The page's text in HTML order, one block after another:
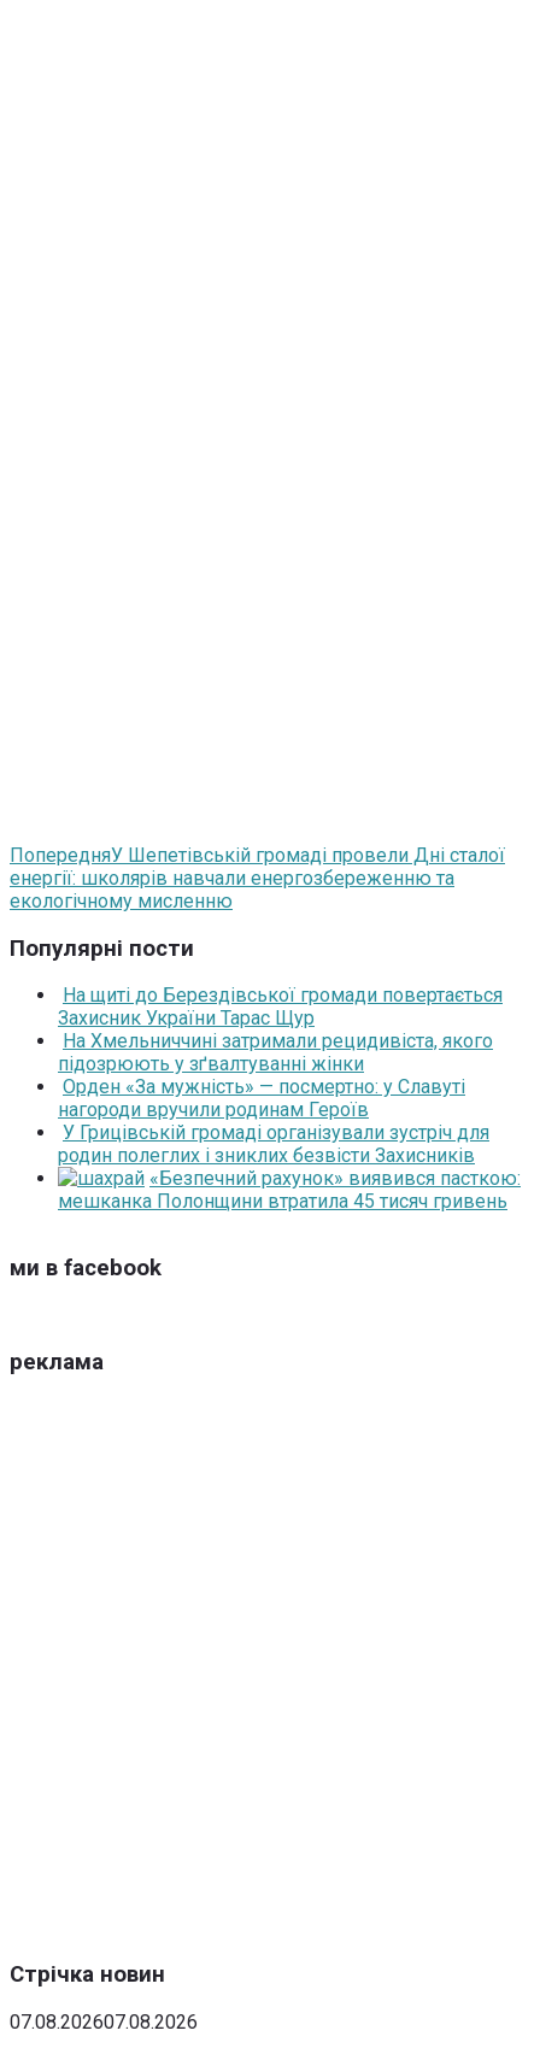
ПопередняУ Шепетівській громаді провели Дні сталої
енергії: школярів навчали енергозбереженню та
екологічному мисленню
Популярні пости
На щиті до Берездівської громади повертається
Захисник України Тарас Щур
На Хмельниччині затримали рецидивіста, якого
підозрюють у зґвалтуванні жінки
Орден «За мужність» — посмертно: у Славуті
нагороди вручили родинам Героїв
У Грицівській громаді організували зустріч для
родин полеглих і зниклих безвісти Захисників
«Безпечний рахунок» виявився пасткою:
мешканка Полонщини втратила 45 тисяч гривень
ми в facebook
реклама
Стрічка новин
07.08.202607.08.2026